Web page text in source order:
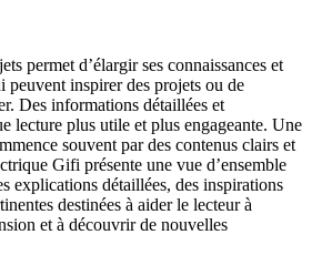
permet d’élargir ses connaissances et
peuvent inspirer des projets ou de
Des informations détaillées et
lecture plus utile et plus engageante. Une
souvent par des contenus clairs et
Gifi présente une vue d’ensemble
explications détaillées, des inspirations
destinées à aider le lecteur à
et à découvrir de nouvelles